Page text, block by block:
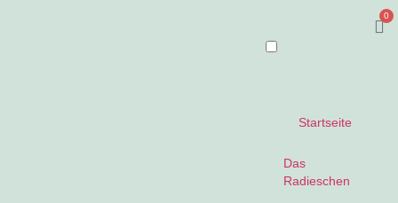
0
Startseite
Das
Radieschen